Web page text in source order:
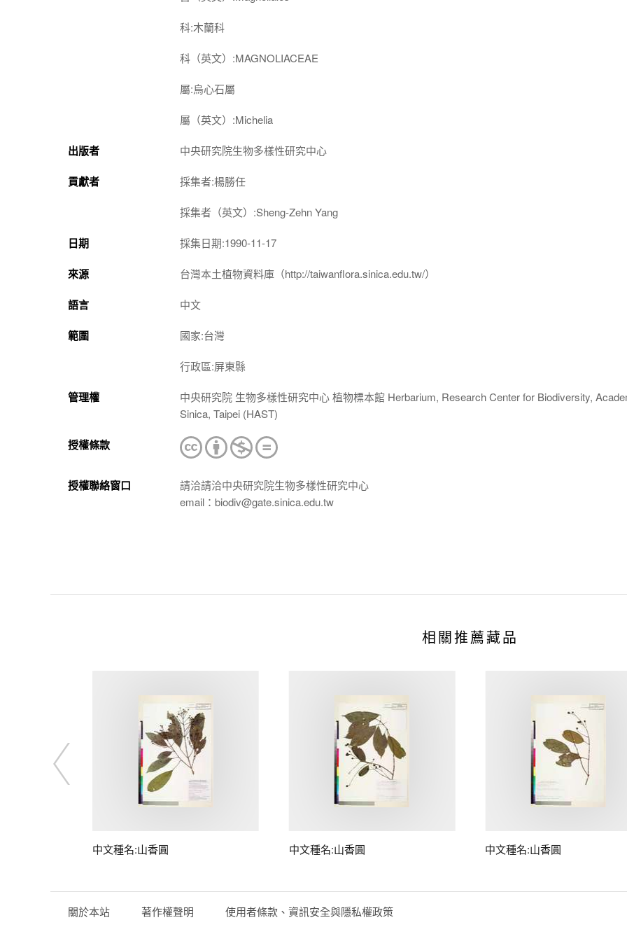
科:木蘭科
科（英文）:MAGNOLIACEAE
屬:烏心石屬
屬（英文）:Michelia
出版者 中央研究院生物多樣性研究中心
貢獻者 採集者:楊勝任
採集者（英文）:Sheng-Zehn Yang
日期 採集日期:1990-11-17
來源 台灣本土植物資料庫（http://taiwanflora.sinica.edu.tw/）
語言 中文
範圍 國家:台灣
行政區:屏東縣
管理權
中央研究院 生物多樣性研究中心 植物標本館 Herbarium, Research Center for Biodiversity,
Sinica, Taipei (HAST)
授權條款
授權聯絡窗口
請洽請洽中央研究院生物多樣性研究中心
email：biodiv@gate.sinica.edu.tw
相關推薦藏品
中文種名:山香圓 中文種名:山香圓 中文種名:山香圓
關於本站 著作權聲明 使用者條款、資訊安全與隱私權政策